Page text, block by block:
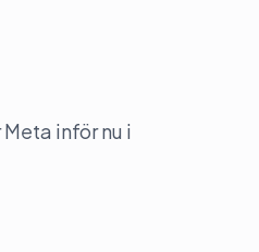
inför nu i